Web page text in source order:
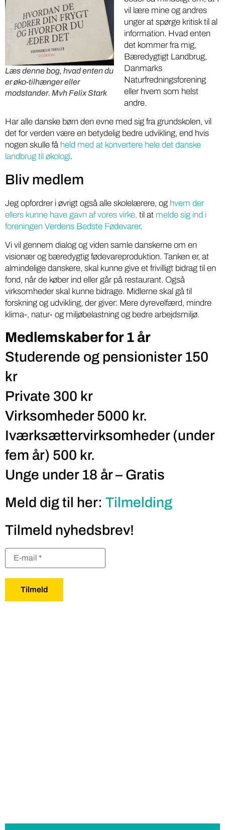
Læs denne bog, hvad enten du
er øko-tilhænger eller
modstander. Mvh Felix Stark
vil lære mine og andres
unger at spørge kritisk til al
information. Hvad enten
det kommer fra mig,
Bæredygtigt Landbrug,
Danmarks
Naturfredningsforening
eller hvem som helst
andre.
Har alle danske børn den evne med sig fra grundskolen, vil
det for verden være en betydelig bedre udvikling, end hvis
nogen skulle få held med at konvertere hele det danske
landbrug til økologi.
Bliv medlem
Jeg opfordrer i øvrigt også alle skolelærere, og hvem der
ellers kunne have gavn af vores virke, til at melde sig ind i
foreningen Verdens Bedste Fødevarer.
Vi vil gennem dialog og viden samle danskerne om en
visionær og bæredygtig fødevareproduktion. Tanken er, at
almindelige danskere, skal kunne give et frivilligt bidrag til en
fond, når de køber ind eller går på restaurant. Også
virksomheder skal kunne bidrage. Midlerne skal gå til
forskning og udvikling, der giver: Mere dyrevelfærd, mindre
klima-, natur- og miljøbelastning og bedre arbejdsmiljø.
Medlemskaber for 1 år
Studerende og pensionister 150
kr
Private 300 kr
Virksomheder 5000 kr.
Iværksættervirksomheder (under
fem år) 500 kr.
Unge under 18 år – Gratis
Meld dig til her: Tilmelding
Tilmeld nyhedsbrev!